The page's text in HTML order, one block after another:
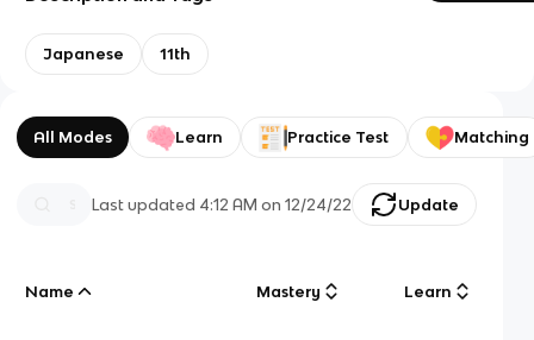
Japanese 11th
All Modes Learn Practice Test Matching
Last updated 4:12 AM on 12/24/22 Update
Name Mastery Learn